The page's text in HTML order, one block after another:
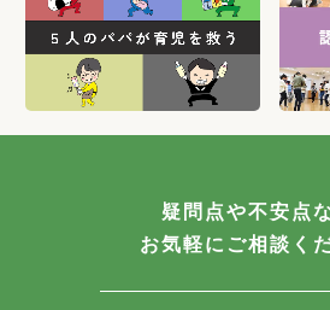
疑問点や不安点
お気軽にご相談く